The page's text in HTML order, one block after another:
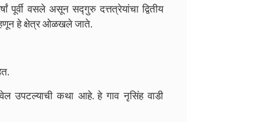
पूर्वी वसले असून सद्गुरु दत्तत्रेयांचा द्वितीय
हे क्षेत्र ओळखले जाते.
वेल उपटल्याची कथा आहे.हे गाव नृसिंह वाडी